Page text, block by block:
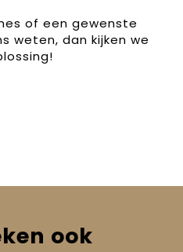
of een gewenste
weten, dan kijken we
ook